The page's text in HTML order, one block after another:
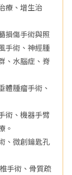
療、增生治
損傷手術與照
手術、神經腫
、水腦症、脊
體腫瘤手術、
術、機器手臂
。
、微創鑰匙孔
手術、骨質疏